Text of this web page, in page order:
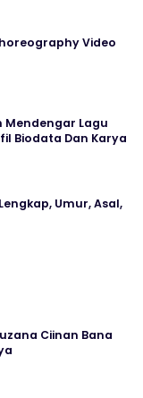
Video
Mendengar Lagu
Biodata Dan Karya
Umur, Asal,
Ciinan Bana